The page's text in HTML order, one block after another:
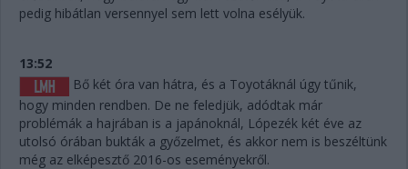
pedig hibátlan versennyel sem lett volna esélyük.
13:52
Bő két óra van hátra, és a Toyotáknál úgy tűnik,
hogy minden rendben. De ne feledjük, adódtak már
problémák a hajrában is a japánoknál, Lópezék két éve az
utolsó órában bukták a győzelmet, és akkor nem is beszéltünk
még az elképesztő 2016-os eseményekről.